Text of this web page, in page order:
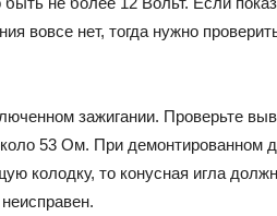
вовсе нет, тогда нужно
зажигании. Проверьте
53 Ом. При демонтированном
колодку, то конусная игла